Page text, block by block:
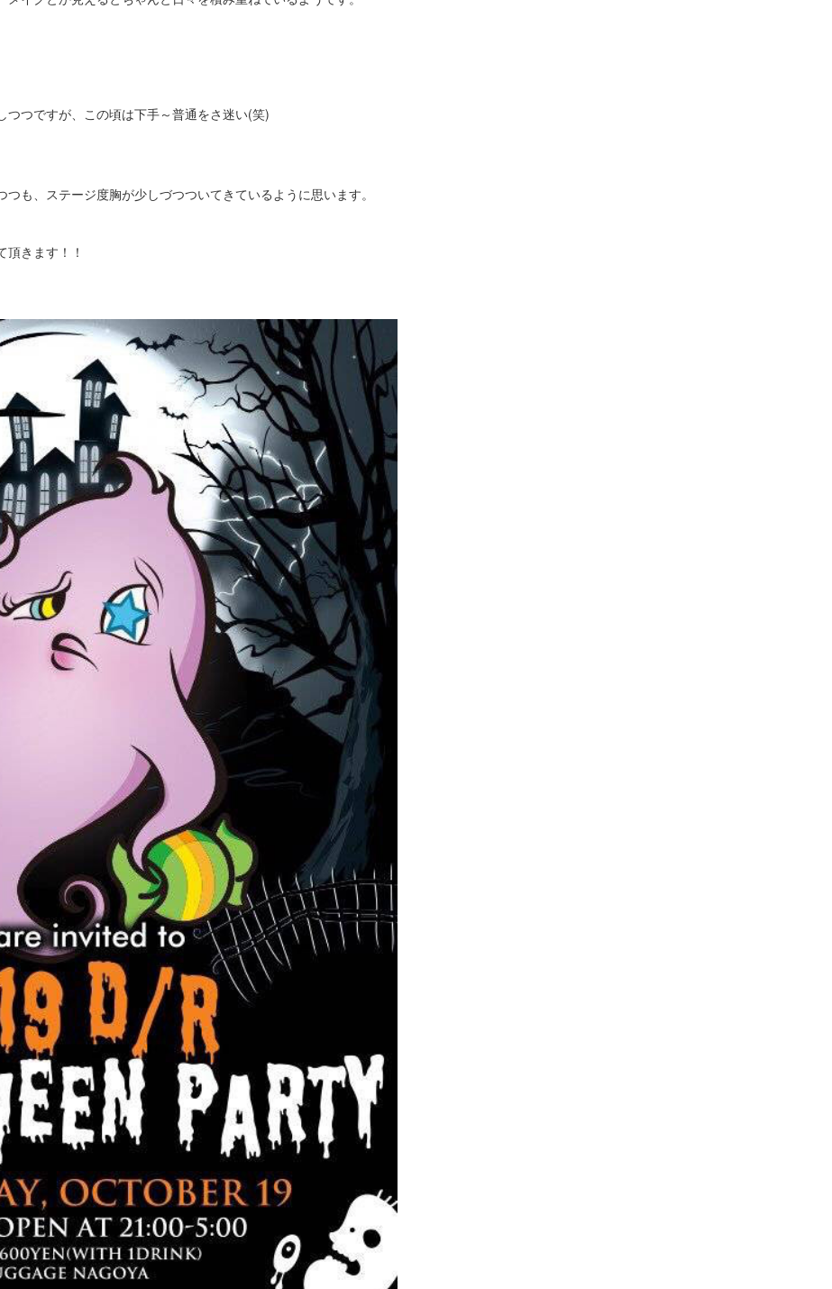
つですが、この頃は下手～普通をさ迷い(笑)
も、 ステージ度胸が少しづつついてきているように思います。
きます！！